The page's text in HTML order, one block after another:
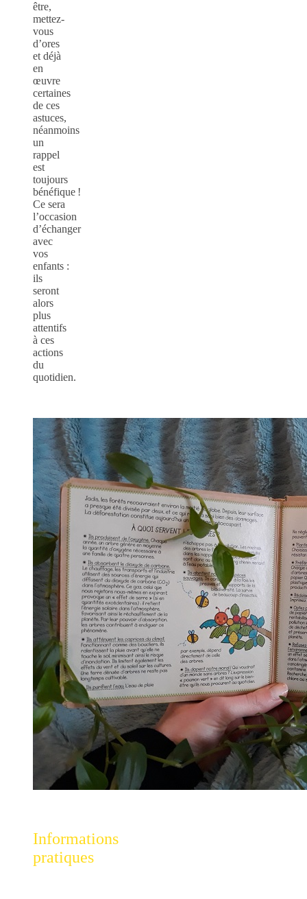
être,
mettez-
vous
d’ores
et déjà
en
œuvre
certaines
de ces
astuces,
néanmoins
un
rappel
est
toujours
bénéfique !
Ce sera
l’occasion
d’échanger
avec
vos
enfants :
ils
seront
alors
plus
attentifs
à ces
actions
du
quotidien.
Informations
pratiques